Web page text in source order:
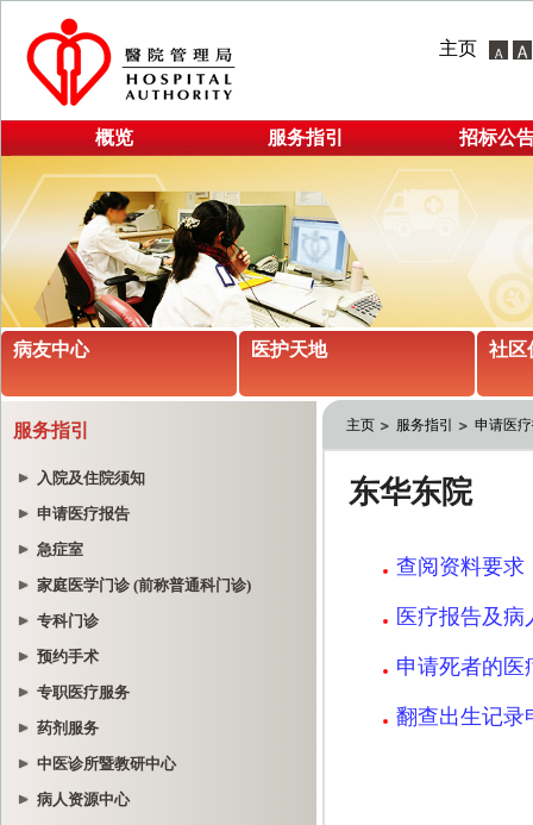
主页
概览 服务指引 招标公
病友中心 医护天地 社区
服务指引
入院及住院须知
申请医疗报告
急症室
家庭医学门诊 (前称普通科门诊)
专科门诊
预约手术
专职医疗服务
药剂服务
中医诊所暨教研中心
病人资源中心
主页 服务指引 申请医